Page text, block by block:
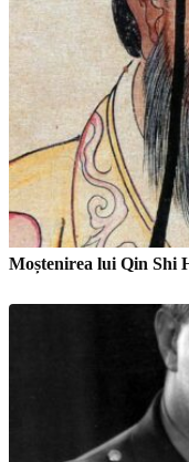
Moștenirea lui Qin Shi